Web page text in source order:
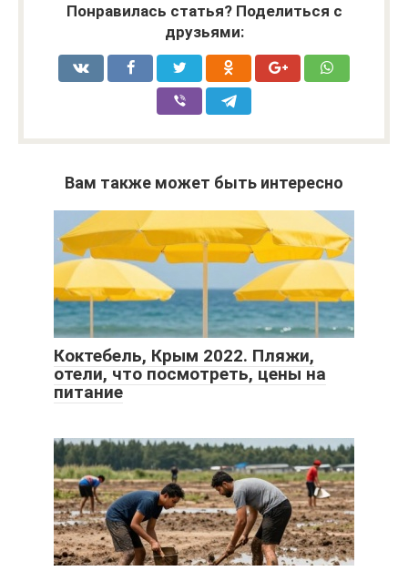
Понравилась статья? Поделиться с
друзьями:
Вам также может быть интересно
Коктебель, Крым 2022. Пляжи,
отели, что посмотреть, цены на
питание